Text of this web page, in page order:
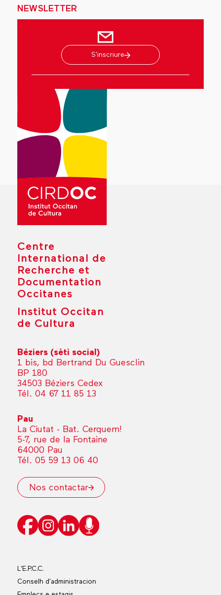
NEWSLETTER
S'inscriure
Centre
International de
Recherche et
Documentation
Occitanes
Institut Occitan
de Cultura
Béziers (sèti social)
1 bis, bd Bertrand Du Guesclin
BP 180
34503 Béziers Cedex
Tél. 04 67 11 85 13
Pau
La Ciutat - Bat. Cerquem!
5-7, rue de la Fontaine
64000 Pau
Tél. 05 59 13 06 40
Nos contactar
L'E.P.C.C.
Conselh d'administracion